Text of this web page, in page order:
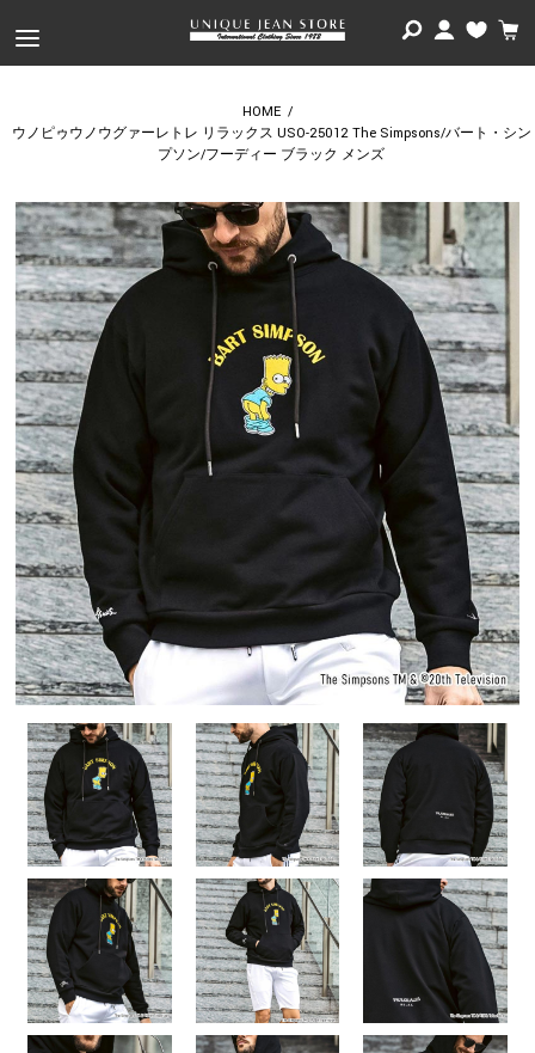
HOME /
ウノピゥウノウグァーレトレ リラックス USO-25012 The Simpsons/バート・シン
プソン/フーディー ブラック メンズ